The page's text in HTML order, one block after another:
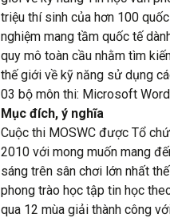
triệu thí sinh của hơn 100
nghiệm mang tầm quốc tế
quy mô toàn cầu nhằm tìm
thế giới về kỹ năng sử dụng
03 bộ môn thi: Microsoft
Mục đích, ý nghĩa
Cuộc thi MOSWC được Tổ
2010 với mong muốn mang
sáng trên sân chơi lớn nhất
phong trào học tập tin học
qua 12 mùa giải thành công